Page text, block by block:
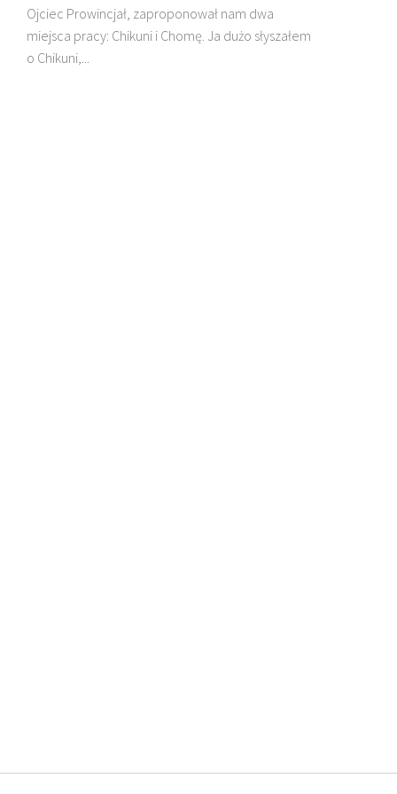
Ojciec Prowincjał, zaproponował nam dwa
miejsca pracy: Chikuni i Chomę. Ja dużo słyszałem
o Chikuni,...